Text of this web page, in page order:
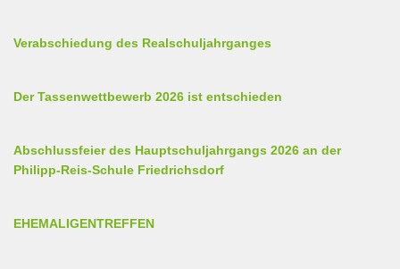
Verabschiedung des Realschuljahrganges
Der Tassenwettbewerb 2026 ist entschieden
Abschlussfeier des Hauptschuljahrgangs 2026 an der
Philipp-Reis-Schule Friedrichsdorf
EHEMALIGENTREFFEN